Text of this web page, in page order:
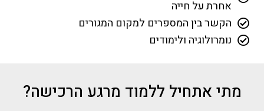
אחרת על חייה
הקשר בין המספרים למקום המגורים
נומרולוגיה ולימודים
מתי אתחיל ללמוד מרגע הרכישה?